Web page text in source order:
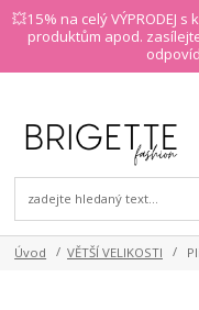
💥15% na celý VÝPRODEJ
produktům apod.
Úvod VĚTŠÍ VELIKOSTI